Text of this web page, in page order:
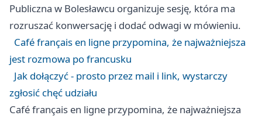
Publiczna w Bolesławcu organizuje sesję, która ma
rozruszać konwersację i dodać odwagi w mówieniu.
Café français en ligne przypomina, że najważniejsza
jest rozmowa po francusku
Jak dołączyć - prosto przez mail i link, wystarczy
zgłosić chęć udziału
Café français en ligne przypomina, że najważniejsza